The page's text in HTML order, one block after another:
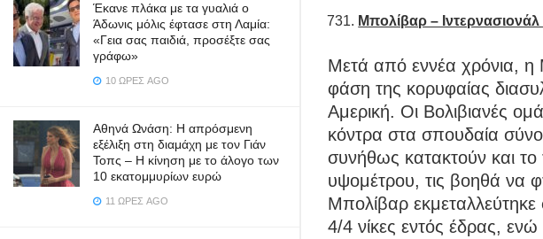
Έκανε πλάκα με τα γυαλιά ο
Άδωνις μόλις έφτασε στη Λαμία:
«Γεια σας παιδιά, προσέξτε σας
γράφω»
10 ΏΡΕΣ AGO
Αθηνά Ωνάση: Η απρόσμενη
εξέλιξη στη διαμάχη με τον Γιάν
Τοπς – Η κίνηση με το άλογο των
10 εκατομμυρίων ευρώ
11 ΏΡΕΣ AGO
Mπολίβαρ –
Μετά από εννέα χρόνια, η
φάση της κορυφαίας
Αμερική. Οι Βολιβιανές
κόντρα στα σπουδαία
συνήθως κατακτούν και
υψομέτρου, τις βοηθά να
Μπολίβαρ
4/4 νίκες εντός έδρας,